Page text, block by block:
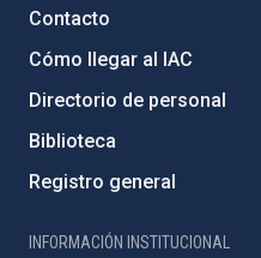
Contacto
Cómo llegar al IAC
Directorio de personal
Biblioteca
Registro general
INFORMACIÓN INSTITUCIONAL